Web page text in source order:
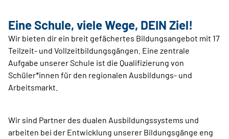
Eine Schule, viele Wege, DEIN Ziel!
Wir bieten dir ein breit gefächertes Bildungsangebot mit 17
Teilzeit- und Vollzeitbildungsgängen. Eine zentrale
Aufgabe unserer Schule ist die Qualifizierung von
Schüler*innen für den regionalen Ausbildungs- und
Arbeitsmarkt.
Wir sind Partner des dualen Ausbildungssystems und
arbeiten bei der Entwicklung unserer Bildungsgänge eng